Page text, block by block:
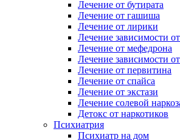
Лечение от бутирата
Лечение от гашиша
Лечение от лирики
Лечение зависимости
Лечение от мефедрона
Лечение зависимости
Лечение от первитина
Лечение от спайса
Лечение от экстази
Лечение солевой
Детокс от наркотиков
Психиатрия
Психиатр на дом